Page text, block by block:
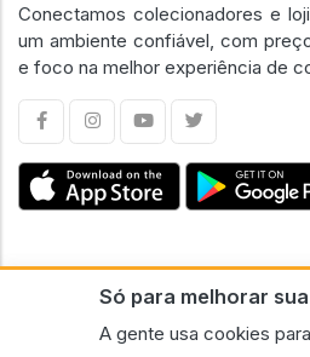
Só para melhorar
A gente usa cookies
Conectamos colecionadores e
um ambiente confiável, com
e foco na melhor experiência de
CNPJ n.º 30.220.458/0001-17 - GERAL